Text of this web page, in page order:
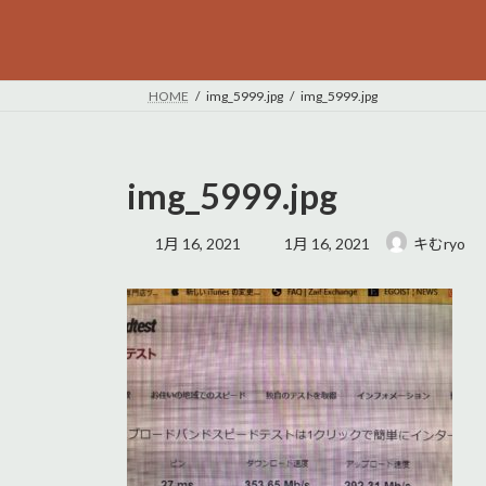
HOME img_5999.jpg img_5999.jpg
img_5999.jpg
1月 16, 2021
最
新
時
:
1月 16, 2021 キむryo